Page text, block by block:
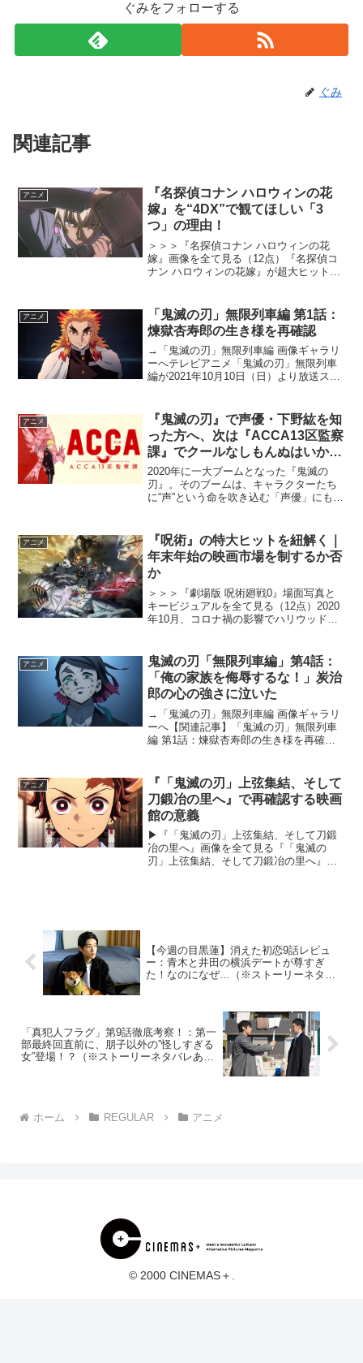
ぐみをフォローする
ぐみ
関連記事
アニメ
『名探偵コナン ハロウィンの花
嫁』を“4DX”で観てほしい「3
つ」の理由！
＞＞＞『名探偵コナン ハロウィンの花
嫁』画像を全て見る（12点）『名探偵コ
ナン ハロウィンの花嫁』が超大ヒット上
を記録しており、シリーズ初の興行収入
100億円突...
アニメ
「鬼滅の刃」無限列車編 第1話：
煉獄杏寿郎の生き様を再確認
→「鬼滅の刃」無限列車編 画像ギャラリ
ーへテレビアニメ「鬼滅の刃」無限列車
編が2021年10月10日（日）より放送スタ
メとして再構成されて放送される。本記
事では、煉?...
アニメ
『鬼滅の刃』で声優・下野紘を知
った方へ、次は『ACCA13区監察
課』でクールなしもんぬはいか
が？
2020年に一大ブームとなった『鬼滅の
刃』。そのブームは、キャラクターたち
に“声”という命を吹き込む「声優」にも波
耳にする回数が明らかに増えたように思
う。中でも人気キャ...
アニメ
『呪術』の特大ヒットを紐解く｜
年末年始の映画市場を制するか否
か
＞＞＞『劇場版 呪術廻戦0』場面写真と
キービジュアルを全て見る（12点）2020
年10月、コロナ禍の影響でハリウッド映
いた映画館を一本の映画が一気に盛り上
げることになり...
アニメ
鬼滅の刃「無限列車編」第4話：
「俺の家族を侮辱するな！」炭治
郎の心の強さに泣いた
→「鬼滅の刃」無限列車編 画像ギャラリ
ーへ【関連記事】「鬼滅の刃」無限列車
編 第1話：煉獄杏寿郎の生き様を再確認
との境い目が鮮明に【関連記事】「鬼滅
の刃」無限列車 第...
アニメ
『「鬼滅の刃」上弦集結、そして
刀鍛冶の里へ』で再確認する映画
館の意義
▶︎『「鬼滅の刃」上弦集結、そして刀鍛
冶の里へ』画像を全て見る『「鬼滅の
刃」上弦集結、そして刀鍛冶の里へ』が
【今週の目黒蓮】消えた初恋9話レビュ
ー：青木と井田の横浜デートが尊すぎ
た！なのになぜ…（※ストーリーネタバ
「真犯人フラグ」第9話徹底考察！：第一
部最終回直前に、朋子以外の”怪しすぎる
女”登場！？（※ストーリーネタバレあ
ホーム REGULAR アニメ
© 2000 CINEMAS＋.